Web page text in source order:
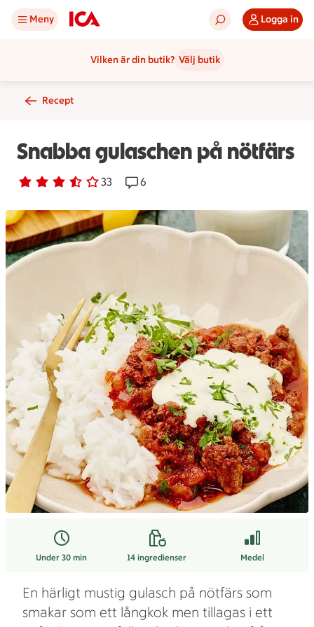
Meny Logga in
Vilken är din butik? Välj butik
Recept
Snabba gulaschen på nötfärs
Betyg 3.7 av 5. 33
33 personer har röstatReceptet har 6 kommentarer
6
Under 30 min 14ingredienser Medel
En härligt mustig gulasch på nötfärs som
smakar som ett långkok men tillagas i ett